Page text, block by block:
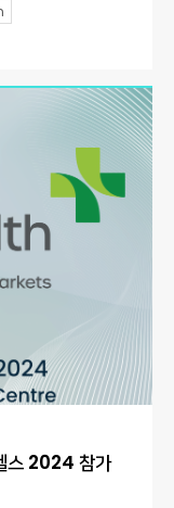
스 2024 참가